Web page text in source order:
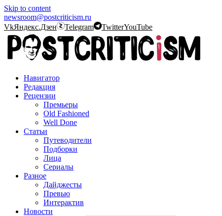
Skip to content
newsroom@postcriticism.ru
VkЯндекс.Дзен Telegram TwitterYouTube
Навигатор
Редакция
Рецензии
Премьеры
Old Fashioned
Well Done
Статьи
Путеводители
Подборки
Лица
Сериалы
Разное
Дайджесты
Превью
Интерактив
Новости